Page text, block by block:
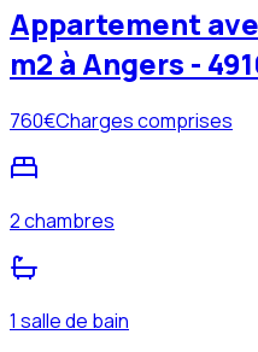
Appartement
m2 à Angers -
760€Charges comprises
2 chambres
1 salle de bain